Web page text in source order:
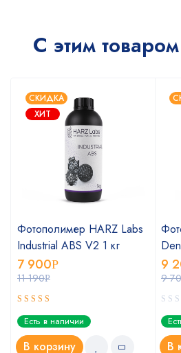
С этим
СКИДКА
ХИТ
Фотополимер HARZ Labs
Industrial ABS V2 1 кг
11 190Р
7 900Р
Оценка
5.00из 5
Есть в наличии
В корзину
9
9
В